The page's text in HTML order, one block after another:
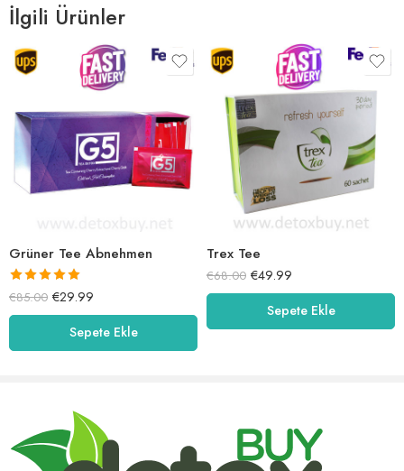
İlgili Ürünler
Grüner Tee Abnehmen
5 üzerinden
5.00oy aldı
€85.00 €29.99
Sepete Ekle
Trex Tee
€68.00 €49.99
Sepete Ekle